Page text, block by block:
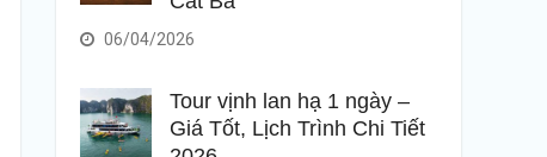
06/04/2026
Tour vịnh lan hạ 1 ngày –
Giá Tốt, Lịch Trình Chi Tiết